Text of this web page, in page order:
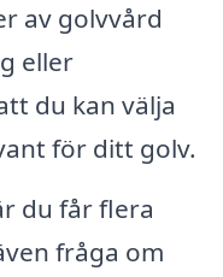
av golvvård
eller
du kan välja
för ditt golv.
du får flera
fråga om